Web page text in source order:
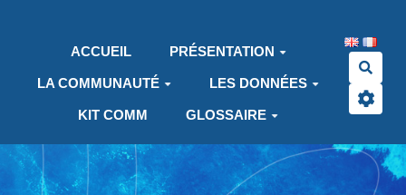
ACCUEIL
PRÉSENTATION
LA COMMUNAUTÉ LES DONNÉES
KIT COMM GLOSSAIRE